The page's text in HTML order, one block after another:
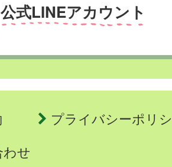
公式LINEアカウント
プライバシーポリ
せ